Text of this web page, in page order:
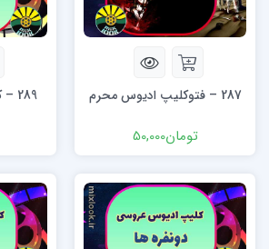
287 – فتوکلیپ ادیوس محرم
تومان50,000
289 – کلیپ ادیوس دونفره